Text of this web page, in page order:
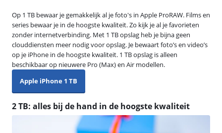
Op 1 TB bewaar je gemakkelijk al je foto's in Apple ProRAW. Films en
series bewaar je in de hoogste kwaliteit. Zo kijk je al je favorieten
zonder internetverbinding. Met 1 TB opslag heb je bijna geen
clouddiensten meer nodig voor opslag. Je bewaart foto’s en video’s
op je iPhone in de hoogste kwaliteit. 1 TB opslag is alleen
beschikbaar op nieuwere Pro (Max) en Air modellen.
Apple iPhone 1 TB
2 TB: alles bij de hand in de hoogste kwaliteit